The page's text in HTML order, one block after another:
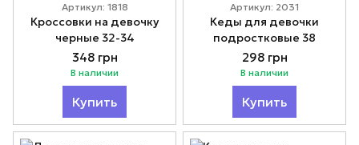
Артикул: 1818
Кроссовки на девочку
черные 32-34
348 грн
В наличии
Купить
Артикул: 2031
Кеды для девочки
подростковые 38
298 грн
В наличии
Купить